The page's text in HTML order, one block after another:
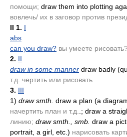
помощи; draw them into plotting
вовлечь/ их в заговор против
II 1. I
abs
can you draw? вы умеете
2. II
draw in some manner draw badly
т.д. чертить или рисовать
3. III
1) draw smth. draw a plan (a
начертить план и т.д.
.; draw a
линию; draw smth., smb. draw a
portrait, a girl, etc.) нарисовать